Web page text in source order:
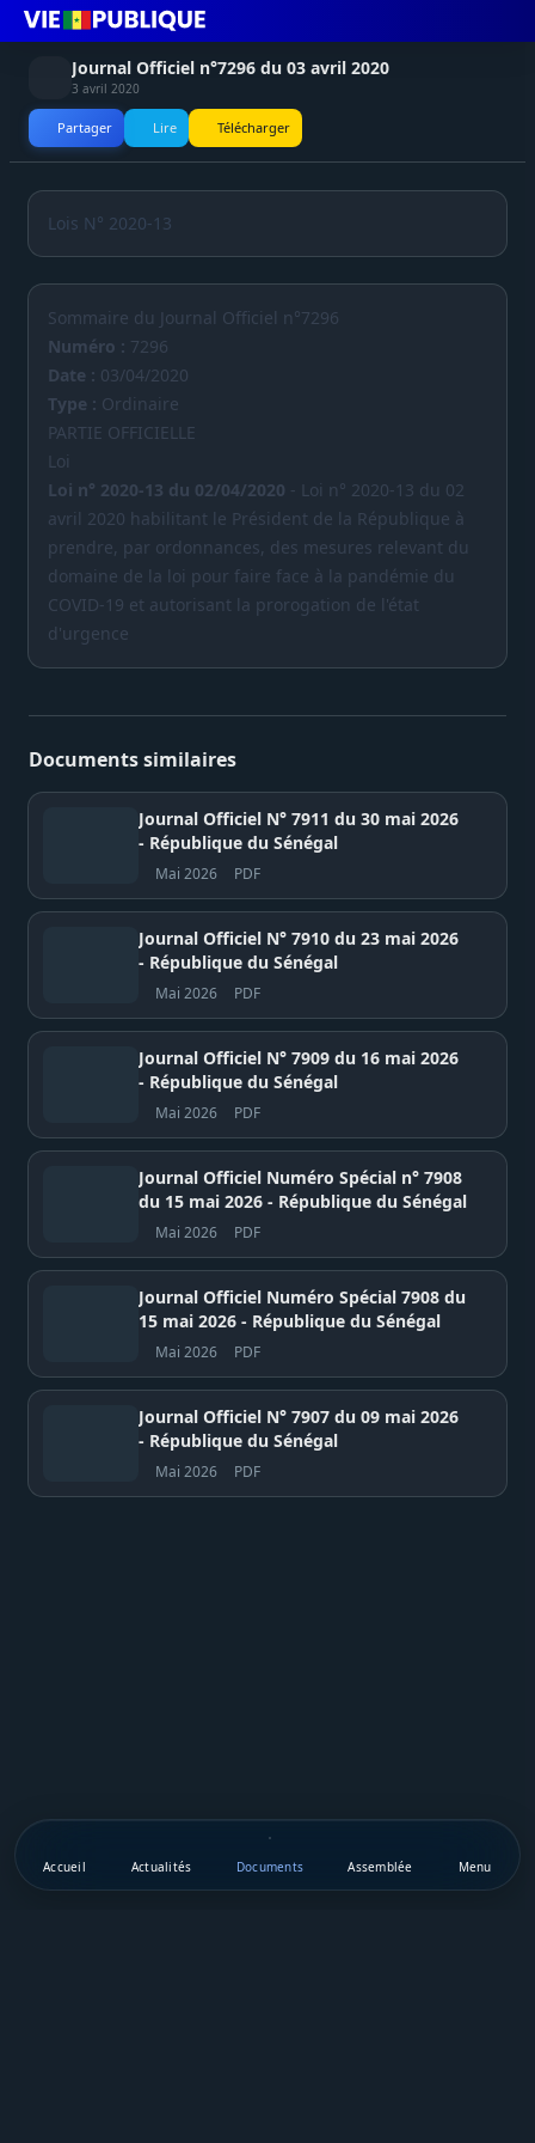
Journal Officiel n°7296 du 03 avril 2020
3 avril 2020
Partager Lire Télécharger
Lois N° 2020-13
Sommaire du Journal Officiel n°7296
Numéro : 7296
Date : 03/04/2020
Type : Ordinaire
PARTIE OFFICIELLE
Loi
Loi n° 2020-13 du 02/04/2020 - Loi n° 2020-13 du 02
avril 2020 habilitant le Président de la République à
prendre, par ordonnances, des mesures relevant du
domaine de la loi pour faire face à la pandémie du
COVID-19 et autorisant la prorogation de l'état
d'urgence
Documents similaires
Journal Officiel N° 7911 du 30 mai 2026
- République du Sénégal
Mai 2026 PDF
Journal Officiel N° 7910 du 23 mai 2026
- République du Sénégal
Mai 2026 PDF
Journal Officiel N° 7909 du 16 mai 2026
- République du Sénégal
Mai 2026 PDF
Journal Officiel Numéro Spécial n° 7908
du 15 mai 2026 - République du Sénégal
Mai 2026 PDF
Journal Officiel Numéro Spécial 7908 du
15 mai 2026 - République du Sénégal
Mai 2026 PDF
Journal Officiel N° 7907 du 09 mai 2026
- République du Sénégal
Mai 2026 PDF
Accueil Actualités Documents Assemblée Menu